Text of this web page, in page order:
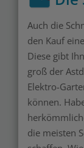
Auch die
den Kauf
Diese gibt
groß der
Elektro-
können.
die meisten